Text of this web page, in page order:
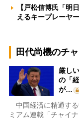
【戸松信博氏「明
えるキープレー
田代尚機のチ
厳し
の「
が…
中国経済に精通する
ミアム連載「チャイ